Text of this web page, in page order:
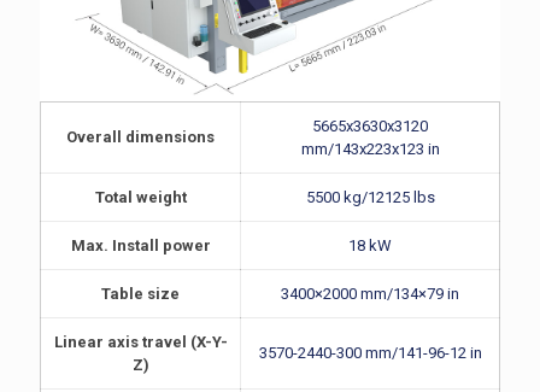
Overall dimensions
5665x3630x3120
mm/143x223x123 in
Total weight 5500 kg/12125 lbs
Max. Install power 18 kW
Table size 3400×2000 mm/134×79 in
Linear axis travel (X-Y-
Z)
3570-2440-300 mm/141-96-12 in